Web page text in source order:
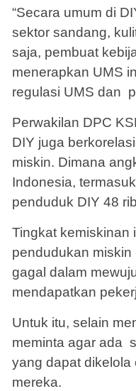
“Secara umum di
sektor sandang,
saja, pembuat
menerapkan UMS
regulasi UMS dan
Perwakilan DPC
DIY juga
miskin. Dimana
Indonesia,
penduduk DIY 48
Tingkat kemiskinan
pendudukan
gagal dalam
mendapatkan
Untuk itu, selain
meminta agar ada
yang dapat dikelola
mereka.